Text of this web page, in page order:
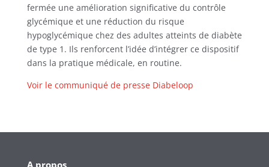
fermée une amélioration significative du contrôle
glycémique et une réduction du risque
hypoglycémique chez des adultes atteints de diabète
de type 1. Ils renforcent l’idée d’intégrer ce dispositif
dans la pratique médicale, en routine.
Voir le communiqué de presse Diabeloop
A propos